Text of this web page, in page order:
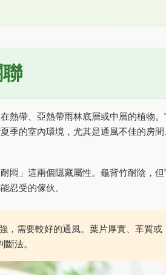
熱帶、亞熱帶雨林底層或中層的植物
季的室內環境，尤其是通風不佳的房
悶」這兩個隱藏屬性。龜背竹耐陰，
忍受的傢伙。
，需要較好的通風。葉片厚實、革質或
法。